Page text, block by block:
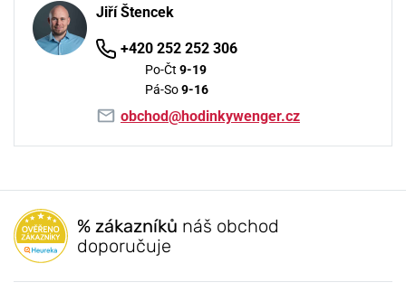
Jiří Štencek
+420 252 252 306
Po-Čt 9-19
Pá-So9-16
obchod@hodinkywenger.cz
% zákazníků náš obchod
doporučuje